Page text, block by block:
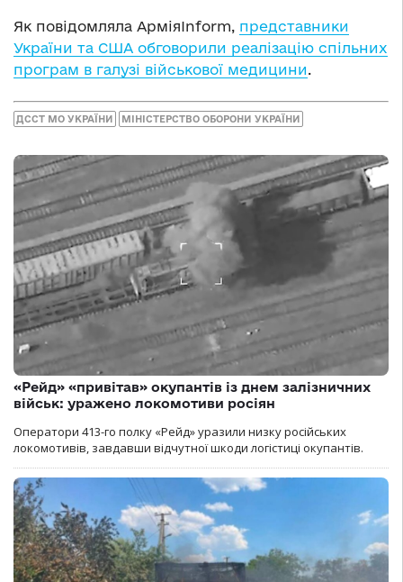
Як повідомляла АрміяInform, представники
України та США обговорили реалізацію спільних
програм в галузі військової медицини.
ДССТ МО УКРАЇНИ МІНІСТЕРСТВО ОБОРОНИ УКРАЇНИ
«Рейд» «привітав» окупантів із днем залізничних
військ: уражено локомотиви росіян
Оператори 413-го полку «Рейд» уразили низку російських
локомотивів, завдавши відчутної шкоди логістиці окупантів.